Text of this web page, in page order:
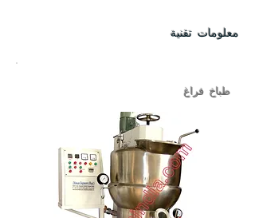
معلومات تقنية
طباخ فراغ